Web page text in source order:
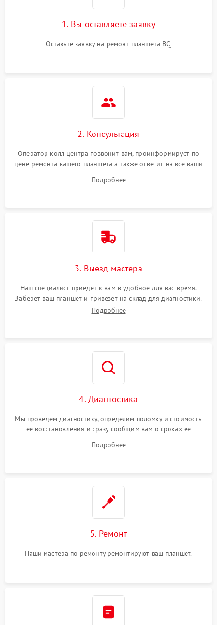
1. Вы оставляете заявку
Оставьте заявку на ремонт планшета BQ
2. Консультация
Оператор колл центра позвонит вам, проинформирует по
цене ремонта вашего планшета а также ответит на все ваши
Подробнее
3. Выезд мастера
Наш специалист приедет к вам в удобное для вас время.
Заберет ваш планшет и привезет на склад для диагностики.
Подробнее
4. Диагностика
Мы проведем диагностику, определим поломку и стоимость
ее восстановления и сразу сообщим вам о сроках ее
Подробнее
5. Ремонт
Наши мастера по ремонту ремонтируют ваш планшет.